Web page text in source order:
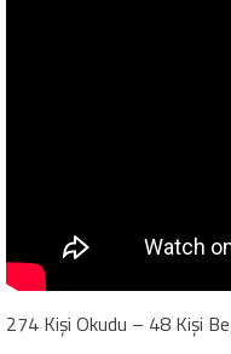
274 Kişi Okudu – 48 Kişi